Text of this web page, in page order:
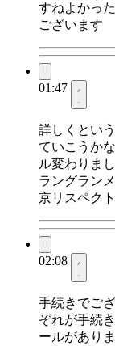
すねよかっ
ございます
01:47
詳しくとい
ていこうか
ル変わりま
ラングラン
京リスペクト
02:08
手続きでご
ぞれが手続
ールがあり